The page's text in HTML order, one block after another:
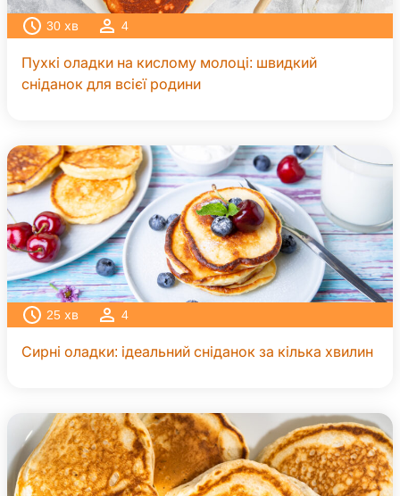
30 хв 4
Пухкі оладки на кислому молоці: швидкий
сніданок для всієї родини
25 хв 4
Сирні оладки: ідеальний сніданок за кілька хвилин